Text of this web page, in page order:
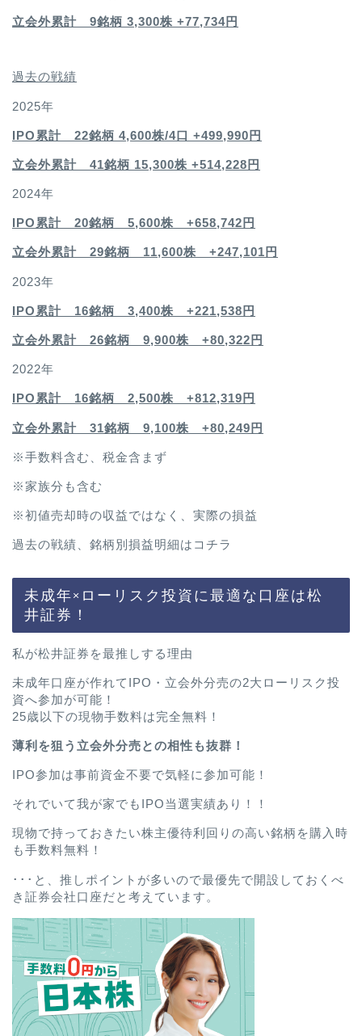
立会外累計 9銘柄 3,300株 +77,734円
過去の戦績
2025年
IPO累計 22銘柄 4,600株/4口 +499,990円
立会外累計 41銘柄 15,300株 +514,228円
2024年
IPO累計 20銘柄 5,600株 +658,742円
立会外累計 29銘柄 11,600株 +247,101円
2023年
IPO累計 16銘柄 3,400株 +221,538円
立会外累計 26銘柄 9,900株 +80,322円
2022年
IPO累計 16銘柄 2,500株 +812,319円
立会外累計 31銘柄 9,100株 +80,249円
※手数料含む、税金含まず
※家族分も含む
※初値売却時の収益ではなく、実際の損益
過去の戦績、銘柄別損益明細は コチラ
未成年×ローリスク投資に最適な口座は松
井証券！
私が松井証券を最推しする理由
未成年口座が作れてIPO・立会外分売の2大ローリスク投
資へ参加が可能！
25歳以下の現物手数料は完全無料！
薄利を狙う立会外分売との相性も抜群！
IPO参加は事前資金不要で気軽に参加可能！
それでいて我が家でもIPO当選実績あり！！
現物で持っておきたい株主優待利回りの高い銘柄を購入時
も手数料無料！
･･･と、推しポイントが多いので最優先で開設しておくべ
き証券会社口座だと考えています。
プロフィール
お問い合わせ